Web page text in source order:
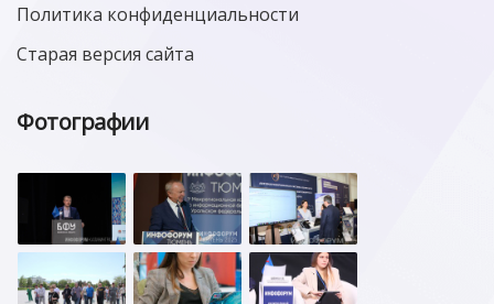
Политика конфиденциальности
Старая версия сайта
Фотографии